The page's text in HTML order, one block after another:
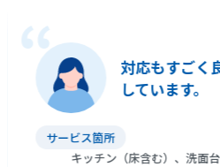
対応もすごく
しています。
サービス箇所
キッチン（床含む）、洗面